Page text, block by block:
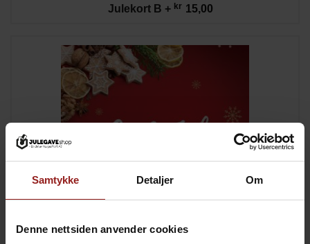
Samtykke Detaljer Om
Denne nettsiden anvender cookies
Julekort B + kr 15,00